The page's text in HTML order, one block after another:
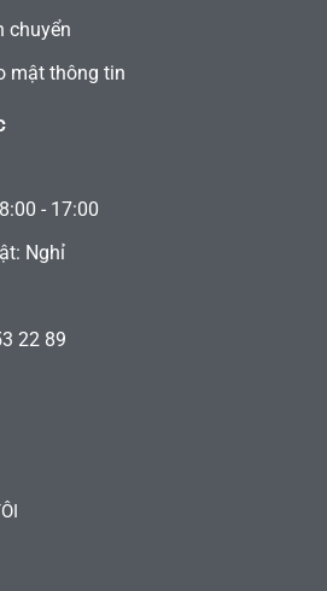
chuyển
mật thông tin
- 17:00
Nghỉ
22 89